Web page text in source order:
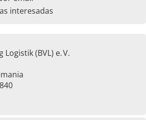
interesadas
(BVL) e. V.